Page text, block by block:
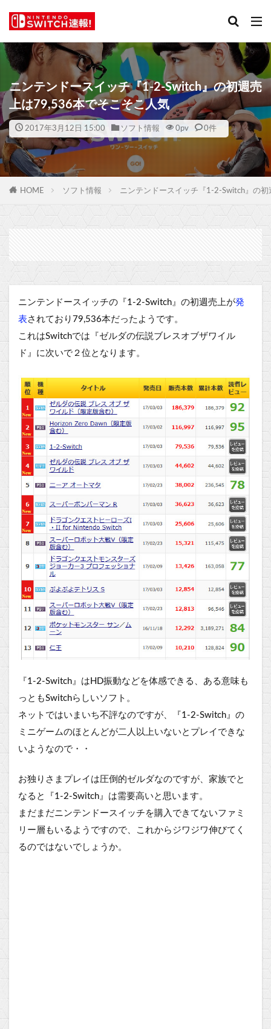
ニンテンドースイッチ『1-2-Switch』の初週売
上は79,536本でそこそこ人気
2017年3月12日 15:00 ソフト情報 0pv 0件
HOME ソフト情報 ニンテンドースイッチ『1-2-Switch』の
ニンテンドースイッチの『1-2-Switch』の初週売上が発
表されており79,536本だったようです。
これはSwitchでは『ゼルダの伝説ブレスオブザワイル
ド』に次いで２位となります。
『1-2-Switch』はHD振動などを体感できる、ある意味も
っともSwitchらしいソフト。
ネットではいまいち不評なのですが、『1-2-Switch』の
ミニゲームのほとんどが二人以上いないとプレイできな
いようなので・・
お独りさまプレイは圧倒的ゼルダなのですが、家族でと
なると『1-2-Switch』は需要高いと思います。
まだまだニンテンドースイッチを購入できてないファミ
リー層もいるようですので、これからジワジワ伸びてく
るのではないでしょうか。